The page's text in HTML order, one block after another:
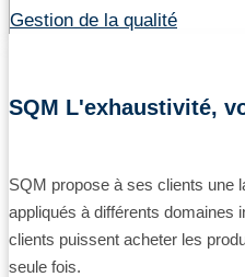
Gestion de la qualité
SQM L'exhaustivité,
SQM propose à ses clients une
appliqués à différents domaines
clients puissent acheter les
seule fois.